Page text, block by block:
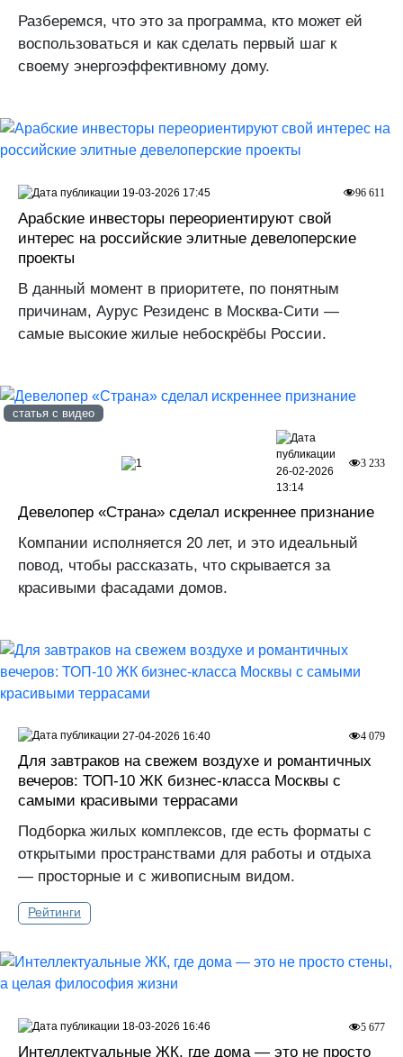
Разберемся, что это за программа, кто может ей
воспользоваться и как сделать первый шаг к
своему энергоэффективному дому.
Арабские инвесторы переориентируют свой
интерес на российские элитные девелоперские
проекты
В данный момент в приоритете, по понятным
причинам, Аурус Резиденс в Москва-Сити —
самые высокие жилые небоскрёбы России.
96 611
19-03-2026 17:45
статья с видео
Девелопер «Страна» сделал искреннее признание
Компании исполняется 20 лет, и это идеальный
повод, чтобы рассказать, что скрывается за
красивыми фасадами домов.
1 3 233
26-02-2026
13:14
Для завтраков на свежем воздухе и романтичных
вечеров: ТОП-10 ЖК бизнес-класса Москвы с
самыми красивыми террасами
Подборка жилых комплексов, где есть форматы с
открытыми пространствами для работы и отдыха
— просторные и с живописным видом.
Рейтинги
4 079
27-04-2026 16:40
Интеллектуальные ЖК, где дома — это не просто
5 677
18-03-2026 16:46